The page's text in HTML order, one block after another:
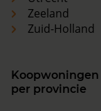
Zeeland
Zuid-Holland
Koopwoningen
per provincie